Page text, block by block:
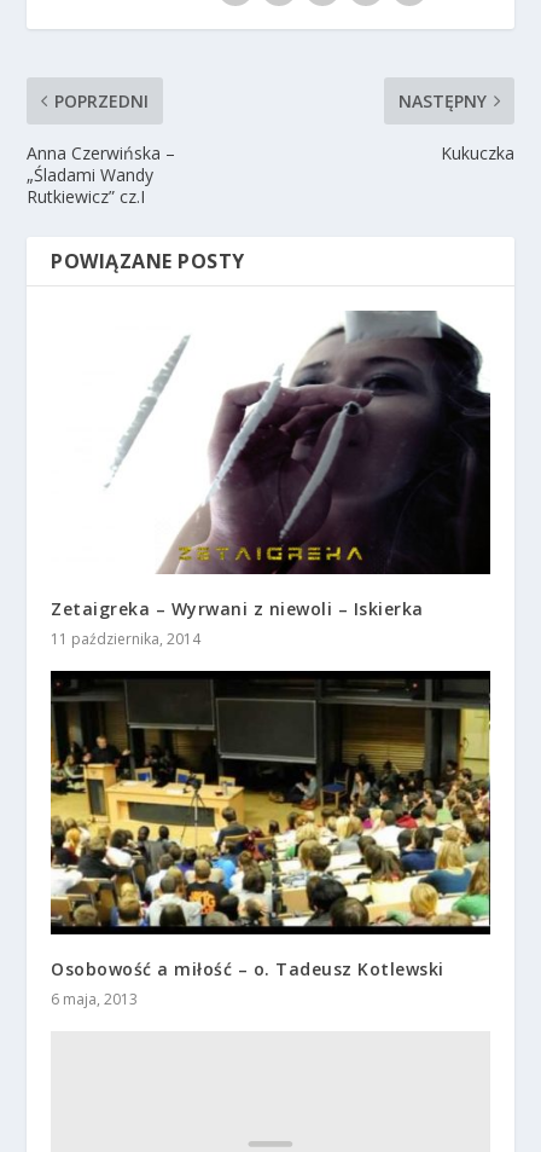
POPRZEDNI
Anna Czerwińska –
„Śladami Wandy
Rutkiewicz” cz.I
NASTĘPNY
Kukuczka
POWIĄZANE POSTY
Zetaigreka – Wyrwani z niewoli – Iskierka
11 października, 2014
Osobowość a miłość – o. Tadeusz Kotlewski
6 maja, 2013